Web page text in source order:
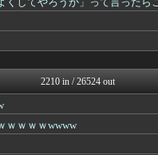
コノユビニュース｜みんな
まにゅそく 2chまとめニ...
不思議.net - 5ch...
キニ速
妹はVIPPER
はーとログ
2210 in / 26524 out
ｗｗｗｗwwww